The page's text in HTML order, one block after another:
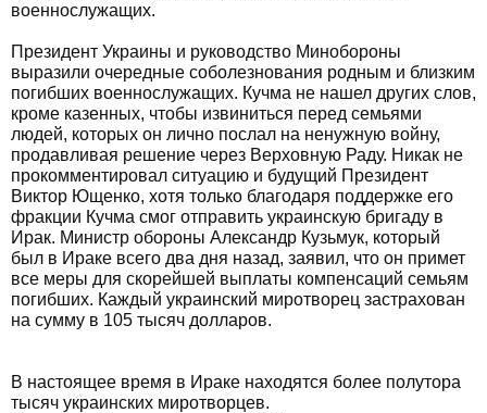
военнослужащих.
Президент Украины и руководство Минобороны
выразили очередные соболезнования родным и близким
погибших военнослужащих. Кучма не нашел других слов,
кроме казенных, чтобы извиниться перед семьями
людей, которых он лично послал на ненужную войну,
продавливая решение через Верховную Раду. Никак не
прокомментировал ситуацию и будущий Президент
Виктор Ющенко, хотя только благодаря поддержке его
фракции Кучма смог отправить украинскую бригаду в
Ирак. Министр обороны Александр Кузьмук, который
был в Ираке всего два дня назад, заявил, что он примет
все меры для скорейшей выплаты компенсаций семьям
погибших. Каждый украинский миротворец застрахован
на сумму в 105 тысяч долларов.
В настоящее время в Ираке находятся более полутора
тысяч украинских миротворцев.